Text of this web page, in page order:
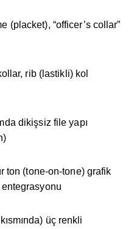
(placket), “officer’s collar”
rib (lastikli) kol
dikişsiz file yapı
ton (tone-on-tone) grafik
üç renkli